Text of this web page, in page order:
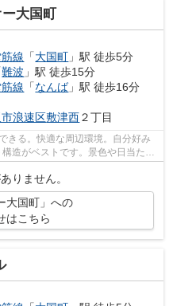
大国町
線 「大国町 」駅 徒歩5分
難波 」駅 徒歩15分
線 「なんば」駅 徒歩16分
浪速区敷津西２丁目
きる。快適な周辺環境。自分好み
造がベストです。景色や日当たり
りません。
大国町」への
はこちら